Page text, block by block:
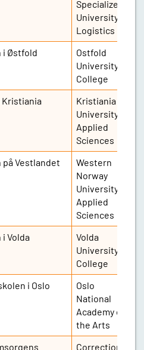
Specialized
University in
Logistics
i Østfold
Ostfold
University
College
Kristiania
Kristiania
University of
Applied
Sciences
på Vestlandet
Western
Norway
University of
Applied
Sciences
Volda
Volda
University
College
i Oslo
Oslo
National
Academy of
the Arts
Correctional